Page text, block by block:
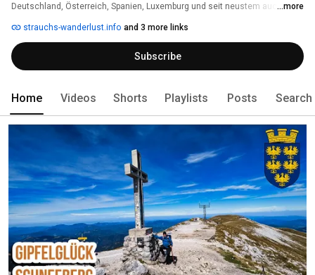
Deutschland, Österreich, Spanien, Luxemburg und seit neustem auch ...more
strauchs-wanderlust.info and 3 more links
Subscribe
Home Videos Shorts Playlists Posts Search